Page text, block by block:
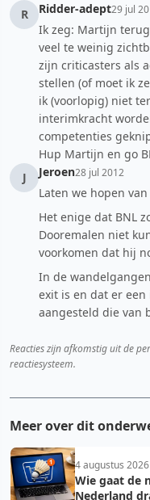
R
Ridder-adept29 jul
Ik zeg: Martijn
veel te weinig
zijn criticasters als
stellen (of moet ik
ik (voorlopig) niet
interimkracht
competenties
Hup Martijn en go
J
Jeroen28 jul 2012
Laten we hopen
Het enige dat BNL
Dooremalen niet
voorkomen dat hij
In de
exit is en dat er
aangesteld die van
Reacties zijn afkomstig uit de
reactiesysteem.
Meer over dit
4 augustus 2026
Wie gaat de
Nederland